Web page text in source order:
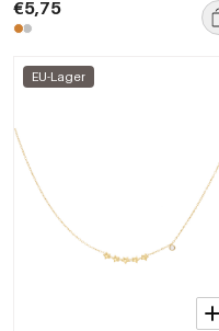
€5,75
EU-Lager